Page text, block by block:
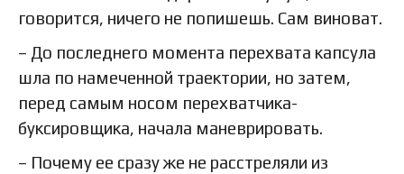
говорится, ничего не попишешь. Сам виноват.
– До последнего момента перехвата капсула
шла по намеченной траектории, но затем,
перед самым носом перехватчика-
буксировщика, начала маневрировать.
– Почему ее сразу же не расстреляли из